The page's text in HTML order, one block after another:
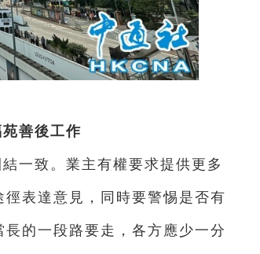
善後工作
一致。業主有權要求提供更多
表達意見，同時要警惕是否有
的一段路要走，各方應少一分